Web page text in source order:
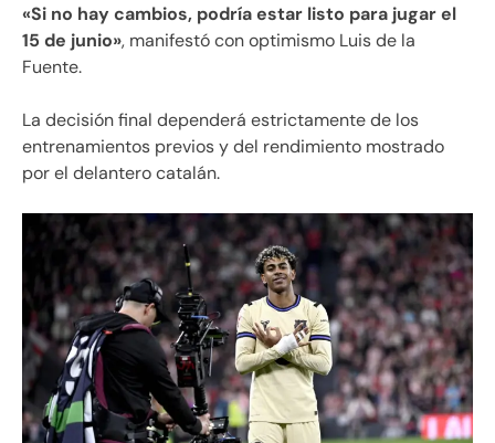
«Si no hay cambios, podría estar listo para jugar el
15 de junio», manifestó con optimismo Luis de la
Fuente.
La decisión final dependerá estrictamente de los
entrenamientos previos y del rendimiento mostrado
por el delantero catalán.